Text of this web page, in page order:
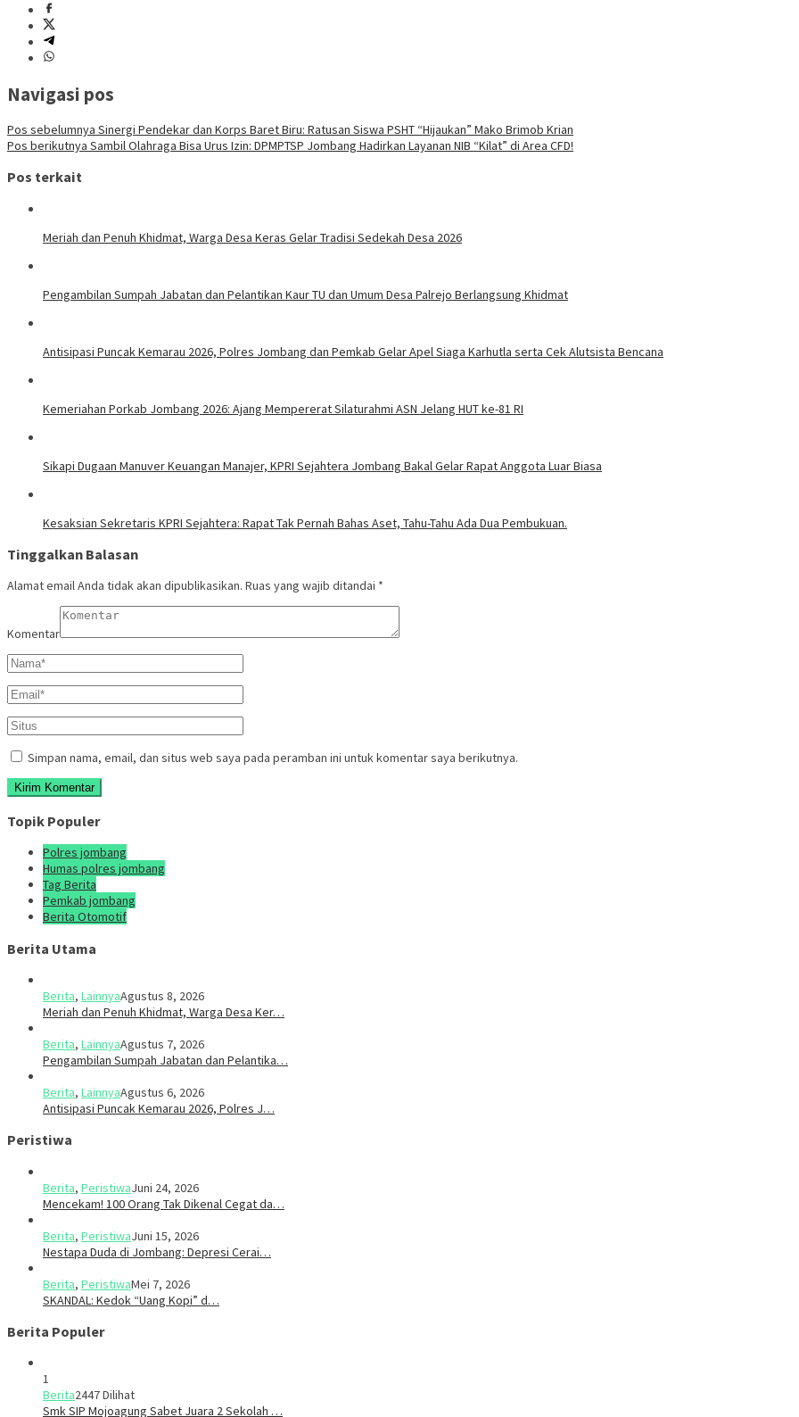
Navigasi pos
Pos sebelumnya Sinergi Pendekar dan Korps Baret Biru: Ratusan Siswa PSHT “Hijaukan” Mako Brimob Krian
Pos berikutnya Sambil Olahraga Bisa Urus Izin: DPMPTSP Jombang Hadirkan Layanan NIB “Kilat” di Area CFD!
Pos terkait
Meriah dan Penuh Khidmat, Warga Desa Keras Gelar Tradisi Sedekah Desa 2026
Pengambilan Sumpah Jabatan dan Pelantikan Kaur TU dan Umum Desa Palrejo Berlangsung Khidmat
Antisipasi Puncak Kemarau 2026, Polres Jombang dan Pemkab Gelar Apel Siaga Karhutla serta Cek Alutsista Bencana
Kemeriahan Porkab Jombang 2026: Ajang Mempererat Silaturahmi ASN Jelang HUT ke-81 RI
Sikapi Dugaan Manuver Keuangan Manajer, KPRI Sejahtera Jombang Bakal Gelar Rapat Anggota Luar Biasa
Kesaksian Sekretaris KPRI Sejahtera: Rapat Tak Pernah Bahas Aset, Tahu-Tahu Ada Dua Pembukuan.
Tinggalkan Balasan
Alamat email Anda tidak akan dipublikasikan. Ruas yang wajib ditandai *
Komentar
Simpan nama, email, dan situs web saya pada peramban ini untuk komentar saya berikutnya.
Topik Populer
Polres jombang
Humas polres jombang
Tag Berita
Pemkab jombang
Berita Otomotif
Berita Utama
Berita, LainnyaAgustus 8, 2026
Meriah dan Penuh Khidmat, Warga Desa Ker…
Berita, LainnyaAgustus 7, 2026
Pengambilan Sumpah Jabatan dan Pelantika…
Berita, LainnyaAgustus 6, 2026
Antisipasi Puncak Kemarau 2026, Polres J…
Peristiwa
Berita, PeristiwaJuni 24, 2026
Mencekam! 100 Orang Tak Dikenal Cegat da…
Berita, PeristiwaJuni 15, 2026
​​Nestapa Duda di Jombang: Depresi Cerai…
Berita, PeristiwaMei 7, 2026
SKANDAL: Kedok “Uang Kopi” d…
Berita Populer
1
Berita2447 Dilihat
Smk SIP Mojoagung Sabet Juara 2 Sekolah …